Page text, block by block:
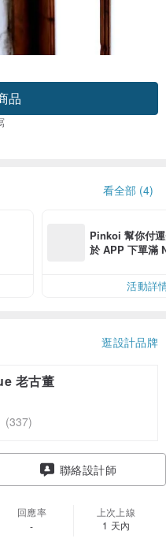
品
看全部 (4)
Pinkoi 幫你付
於 APP 下單滿
活動詳
逛設計品牌
老古董
(337)
聯絡設計師
回應率
-
上次上線
1 天內